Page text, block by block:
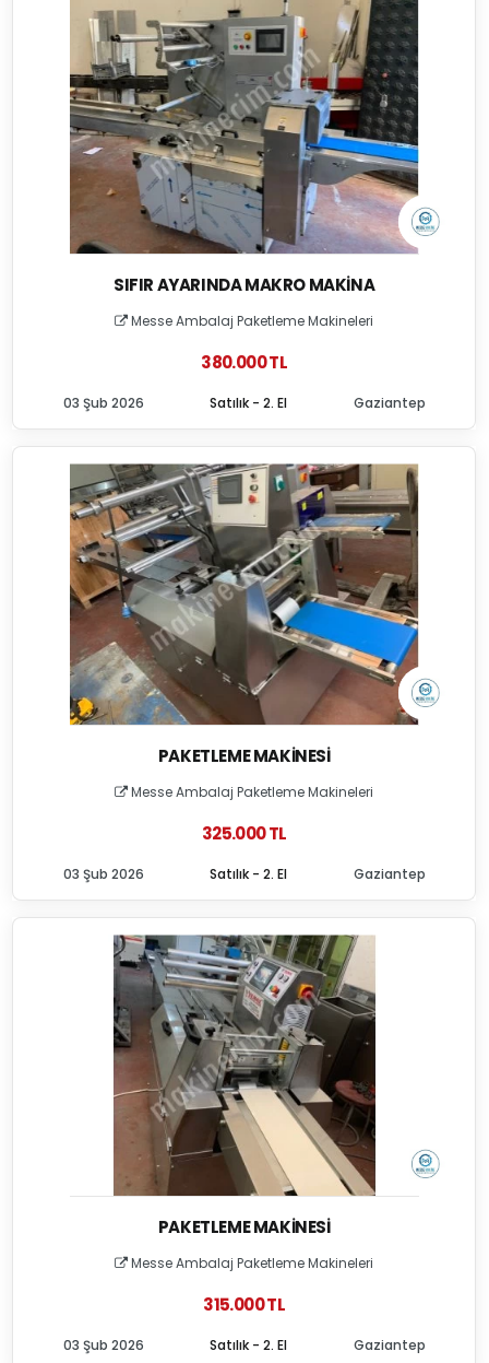
SIFIR AYARINDA MAKRO MAKINA
Messe Ambalaj Paketleme Makineleri
380.000 TL
Satılık - 2. El
03 Şub 2026 Gaziantep
PAKETLEME MAKINESI
Messe Ambalaj Paketleme Makineleri
325.000 TL
Satılık - 2. El
03 Şub 2026 Gaziantep
PAKETLEME MAKINESI
Messe Ambalaj Paketleme Makineleri
315.000 TL
Satılık - 2. El
03 Şub 2026 Gaziantep